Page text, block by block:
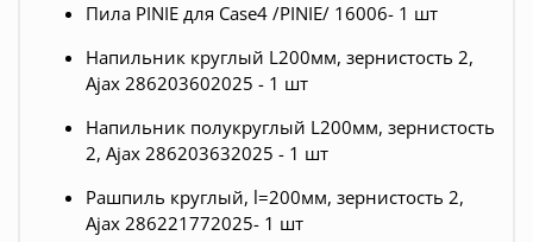
Пила PINIE для Case4 /PINIE/ 16006- 1 шт
Напильник круглый L200мм, зернистость 2,
Ajax 286203602025 - 1 шт
Напильник полукруглый L200мм, зернистость
2, Ajax 286203632025 - 1 шт
Рашпиль круглый, l=200мм, зернистость 2,
Ajax 286221772025- 1 шт